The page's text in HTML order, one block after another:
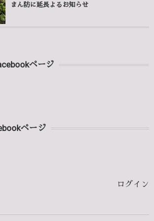
まん防に延長よるお知らせ
ページ
ページ
ログイン